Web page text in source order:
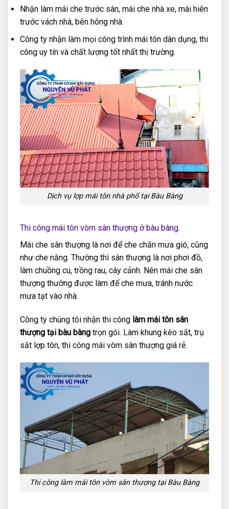
Nhận làm mái che trước sân, mái che nhà xe, mái hiên
trước vách nhà, bên hông nhà.
Công ty nhận làm mọi công trình mái tôn dân dụng, thi
công uy tín và chất lượng tốt nhất thị trường.
Dịch vụ lợp mái tôn nhà phố tại Bàu Bàng
Thi công mái tôn vòm sân thượng ở bàu bàng.
Mái che sân thượng là nơi để che chắn mưa gió, cũng
như che nắng. Thường thì sân thượng là nơi phơi đồ,
làm chuồng cu, trồng rau, cây cảnh. Nên mái che sân
thượng thường được làm để che mưa, tránh nước
mưa tạt vào nhà.
Công ty chúng tôi nhận thi công làm mái tôn sân
thượng tại bàu bàng trọn gói. Làm khung kèo sắt, trụ
sắt lợp tôn, thi công mái vòm sân thượng giá rẻ.
Thi công làm mái tôn vòm sân thượng tại Bàu Bàng